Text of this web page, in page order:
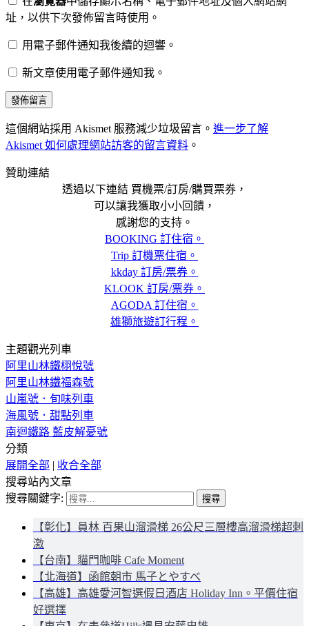
址，以供下次發佈留言時使用。
用電子郵件通知我後續的迴響。
新文章使用電子郵件通知我。
這個網站採用 Akismet 服務減少垃圾留言。 進一步了解
Akismet 如何處理網站訪客的留言資料 。
贊助連結
透過以下連結 買機票/訂房/購買票券，
可以讓我獲取小小回饋，
感謝您的支持。
BOOKING 訂住宿。
Trip 訂機票住宿。
kkday 訂房/票券。
KLOOK 訂房/票券。
AGODA 訂住宿。
雄獅旅遊訂行程。
主題觀光列車
阿里山林鐵栩悅號
阿里山林鐵福森號
山嵐號．旬味列車
海風號．甜點列車
南迴鐵路 藍皮解憂號
分類
展開全部 | 收合全部
搜尋站內文章
搜尋關鍵字:
【彰化】員林 百果山溜滑梯 26公尺三層樓高溜滑梯超刺
激
【台南】貓門咖啡 Cafe Moment
【北海道】函館朝市 馬子とやすべ
【高雄】高雄愛河智選假日酒店 Holiday Inn。平價住宿
好選擇